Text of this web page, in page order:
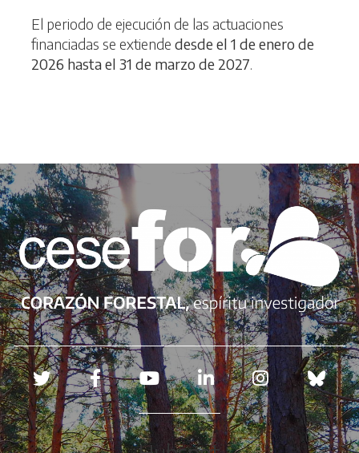
El periodo de ejecución de las actuaciones
financiadas se extiende desde el 1 de enero de
2026 hasta el 31 de marzo de 2027.
Redes sociales